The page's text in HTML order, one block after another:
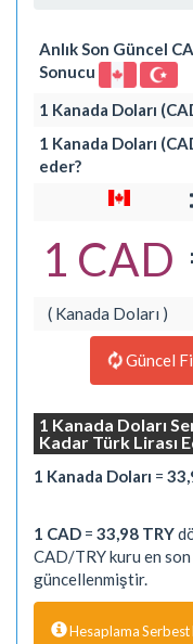
Anlık Son Güncel
Sonucu
1 Kanada Doları
1 Kanada Doları
eder?
1 CAD
( Kanada Doları )
Güncel
1 Kanada Doları
Kadar Türk Lirası
1 Kanada Doları =
1 CAD = 33,98 TRY
CAD/TRY kuru en
güncellenmiştir.
Hesaplama Serbest